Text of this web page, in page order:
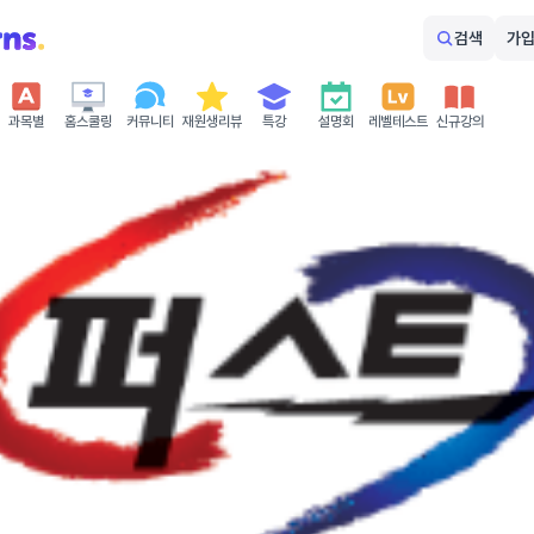
검색 가
과목별 홈스쿨링 커뮤니티 재원생리뷰 특강 설명회 레벨테스트 신규강의